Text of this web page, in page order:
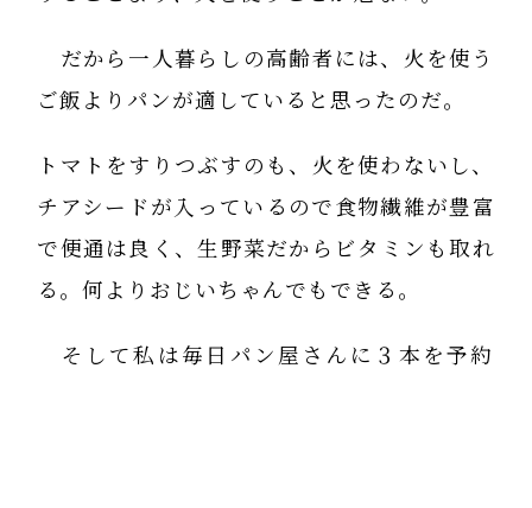
だから一人暮らしの高齢者には、火を使う
ご飯よりパンが適していると思ったのだ。
トマトをすりつぶすのも、火を使わないし、
チアシードが入っているので食物繊維が豊富
で便通は良く、生野菜だからビタミンも取れ
る。何よりおじいちゃんでもできる。
そして私は毎日パン屋さんに３本を予約